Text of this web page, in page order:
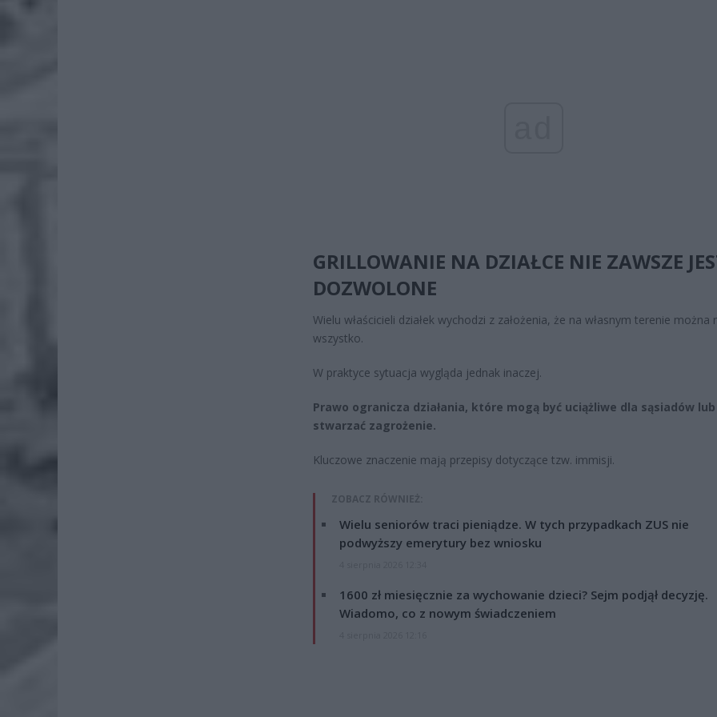
GRILLOWANIE NA DZIAŁCE NIE ZAWSZE
DOZWOLONE
Wielu właścicieli działek wychodzi z założenia, że na własnym terenie można
wszystko.
W praktyce sytuacja wygląda jednak inaczej.
Prawo ogranicza działania, które mogą być uciążliwe dla sąsiadów lub
stwarzać zagrożenie.
Kluczowe znaczenie mają przepisy dotyczące tzw. immisji.
ZOBACZ RÓWNIEŻ:
Wielu seniorów traci pieniądze. W tych przypadkach ZUS nie
podwyższy emerytury bez wniosku
1600 zł miesięcznie za wychowanie dzieci? Sejm podjął decyzję.
Wiadomo, co z nowym świadczeniem